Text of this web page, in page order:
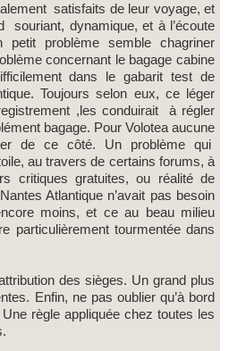
souriant, dynamique, et à l’écoute
problème semble chagriner
concernant le bagage cabine
dans le gabarit test de
Toujours selon eux, ce léger
,les conduirait à régler
bagage. Pour Volotea aucune
de ce côté. Un problème qui
au travers de certains forums, à
critiques gratuites, ou réalité de
Atlantique n’avait pas besoin
moins, et ce au beau milieu
particulièrement tourmentée dans
des sièges. Un grand plus
Enfin, ne pas oublier qu’à bord
règle appliquée chez toutes les